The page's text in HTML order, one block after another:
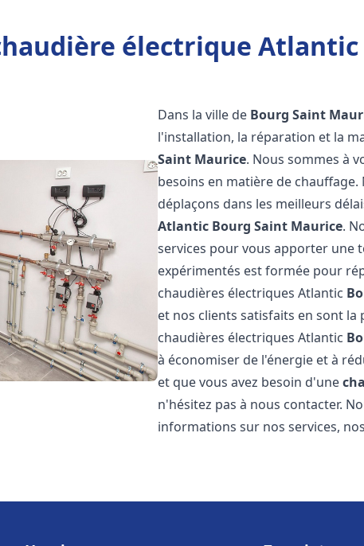
électrique
Dans la ville de Bourg Saint
l'installation, la réparation et la
Saint Maurice. Nous sommes à
besoins en matière de
déplaçons dans les meilleurs
Atlantic Bourg Saint Maurice.
services pour vous apporter une
expérimentés est formée pour
chaudières électriques Atlantic
et nos clients satisfaits en sont
chaudières électriques Atlantic
à économiser de l'énergie et à
et que vous avez besoin d'une
n'hésitez pas à nous contacter.
informations sur nos services,